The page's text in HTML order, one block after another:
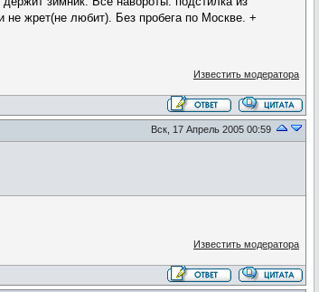
не жрет(не любит). Без пробега по Москве. +
Известить модератора
Вск, 17 Апрель 2005 00:59
Известить модератора